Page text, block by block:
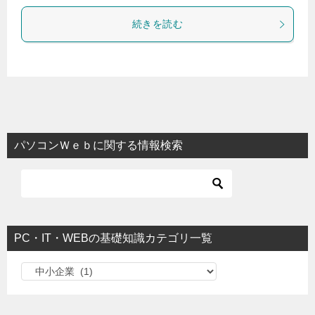
続きを読む
パソコンＷｅｂに関する情報検索
PC・IT・WEBの基礎知識カテゴリ一覧
PC・IT・WEBの基礎知識カテゴリ一覧